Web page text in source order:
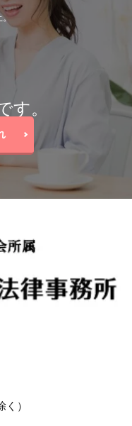
。
す。
）